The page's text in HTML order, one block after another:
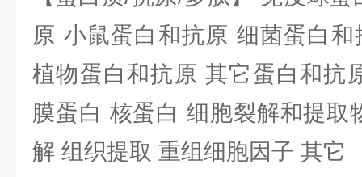
原 小鼠蛋白和抗原 细菌蛋白
植物蛋白和抗原 其它蛋白和抗
膜蛋白 核蛋白 细胞裂解和提取
解 组织提取 重组细胞因子 其它